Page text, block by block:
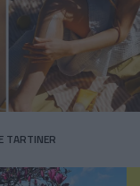
TARTINER